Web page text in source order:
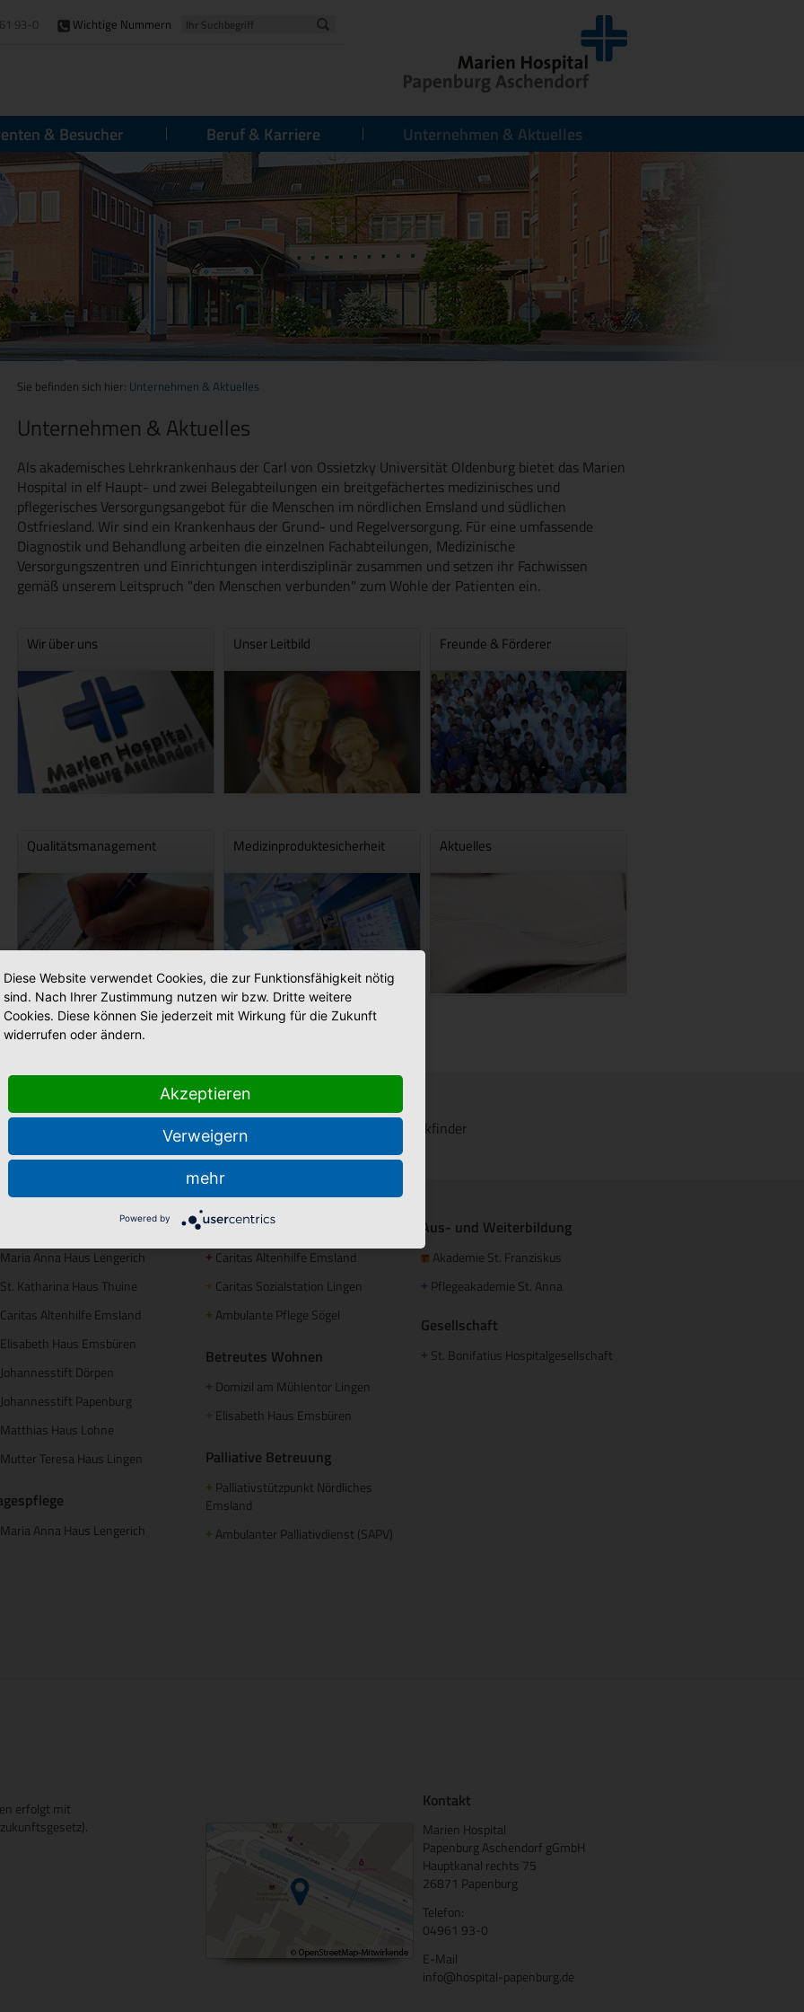
93-0 Wichtige Nummern
& Besucher Beruf & Karriere Unternehmen & Aktuelles
Sie befinden sich hier: Unternehmen & Aktuelles
Unternehmen & Aktuelles
Als akademisches Lehrkrankenhaus der Carl von Ossietzky Universität Oldenburg bietet das Marien
Hospital in elf Haupt- und zwei Belegabteilungen ein breitgefächertes medizinisches und
pflegerisches Versorgungsangebot für die Menschen im nördlichen Emsland und südlichen
Ostfriesland. Wir sind ein Krankenhaus der Grund- und Regelversorgung. Für eine umfassende
Diagnostik und Behandlung arbeiten die einzelnen Fachabteilungen, Medizinische
Versorgungszentren und Einrichtungen interdisziplinär zusammen und setzen ihr Fachwissen
gemäß unserem Leitspruch "den Menschen verbunden" zum Wohle der Patienten ein.
Wir über uns Unser Leitbild Freunde & Förderer
Qualitätsmanagement Medizinproduktesicherheit Aktuelles
Stellenmarkt Klinikfinder
Maria Anna Haus Lengerich
St. Katharina Haus Thuine
Caritas Altenhilfe Emsland
Elisabeth Haus Emsbüren
Johannesstift Dörpen
Johannesstift Papenburg
Matthias Haus Lohne
Mutter Teresa Haus Lingen
Maria Anna Haus Lengerich
Ambulante Pflege
+ Caritas Altenhilfe Emsland
+ Caritas Sozialstation Lingen
+ Ambulante Pflege Sögel
Betreutes Wohnen
Domizil am Mühlentor Lingen
Elisabeth Haus Emsbüren
Palliative Betreuung
+ Palliativstützpunkt Nördliches
Emsland
+ Ambulanter Palliativdienst (SAPV)
Aus- und Weiterbildung
Akademie St. Franziskus
+ Pflegeakademie St. Anna
Gesellschaft
St. Bonifatius Hospitalgesellschaft
erfolgt mit
Kontakt
Marien Hospital
Papenburg Aschendorf gGmbH
Hauptkanal rechts 75
26871 Papenburg
Telefon:
04961 93-0
E-Mail
info@hospital-papenburg.de
Diese Website verwendet Cookies, die zur Funktionsfähigkeit nötig
sind. Nach Ihrer Zustimmung nutzen wir bzw. Dritte weitere
Cookies. Diese können Sie jederzeit mit Wirkung für die Zukunft
widerrufen oder ändern.
Akzeptieren
Verweigern
mehr
Powered by